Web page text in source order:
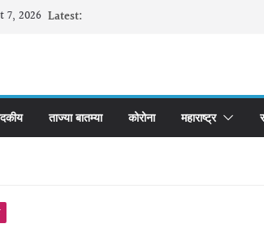
7, 2026 Latest:
ताज्या बातम्या कोरोना महाराष्ट्र